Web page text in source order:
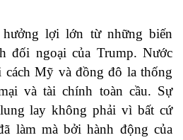
hưởng lợi lớn từ những biến
đối ngoại của Trump. Nước
Mỹ và đồng đô la thống
và tài chính toàn cầu. Sự
lay không phải vì bất cứ
làm mà bởi hành động của